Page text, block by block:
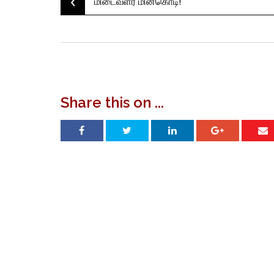
Post
navigation
Share this on ...